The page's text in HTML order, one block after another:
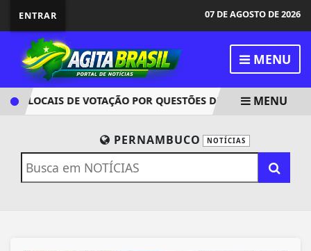
ENTRAR 07 DE AGOSTO DE 2026
MENU
LOCAIS DE VOTAÇÃO POR QUESTÕES DE SEGURANÇAMENU
PERNAMBUCO NOTÍCIAS